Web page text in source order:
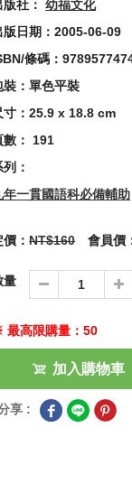
版社：幼福文化
版日期：2005-06-09
條碼：
裝：單色平裝
寸：25.9 x 18.8 cm
數： 191
：
年一貫國語科必備輔助
價：NT$160 會員價
量
最高限購量：50
加入購物車
享 :